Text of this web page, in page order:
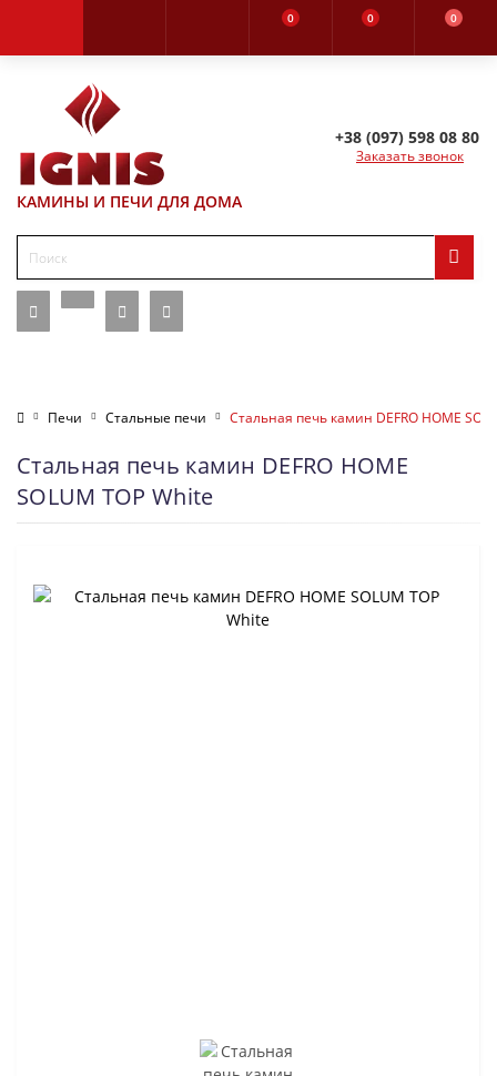
0 0 0
КАМИНЫ И ПЕЧИ ДЛЯ ДОМА
+38 (097) 598 08 80
Заказать звонок
Печи Стальные печи Стальная печь камин DEFRO HOME
Стальная печь камин DEFRO HOME
SOLUM TOP White